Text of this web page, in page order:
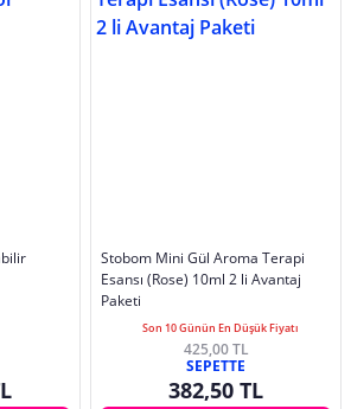
Stobom Mini Gül Aroma Terapi
Esansı (Rose) 10ml 2 li Avantaj
Paketi
Son 10 Günün En Düşük Fiyatı
425,00 TL
SEPETTE
382,50 TL